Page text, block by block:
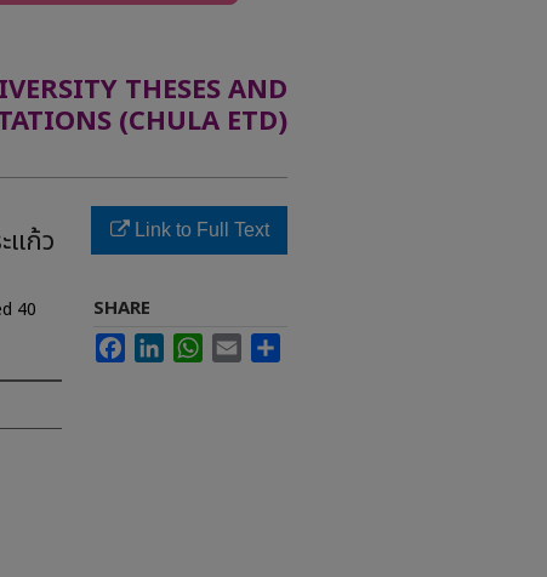
THESES AND
(CHULA ETD)
แก้ว
40
Link to Full Text
SHARE
FacebookLinkedInWhatsApp
Email